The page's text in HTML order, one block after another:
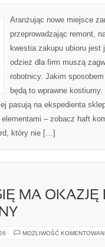
Aranżując nowe miejsce
przeprowadzając remont,
kwestia zakupu ubioru
odzież dla firm muszą
robotnicy. Jakim
będą to wprawne
pasują na ekspedienta
– zobacz haft
który nie […]
MA OKAZJĘ
MOŻLIWOŚĆ